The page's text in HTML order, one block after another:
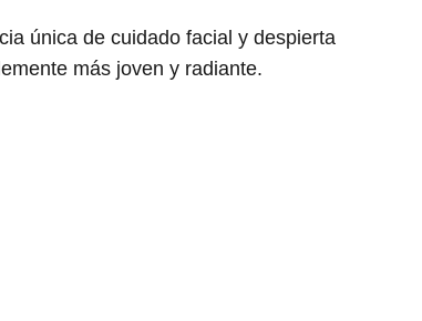
única de cuidado facial y despierta
más joven y radiante.